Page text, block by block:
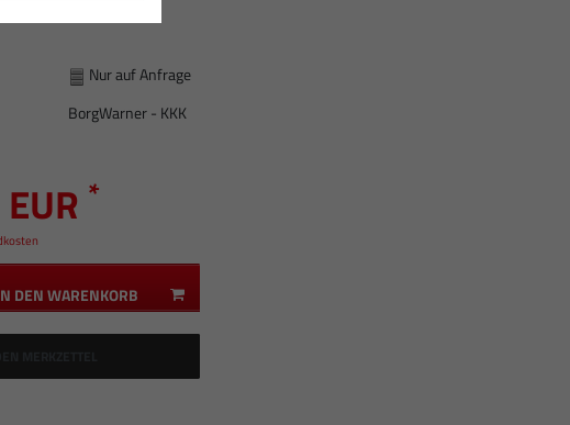
Nur auf Anfrage
BorgWarner - KKK
*
DEN WARENKORB